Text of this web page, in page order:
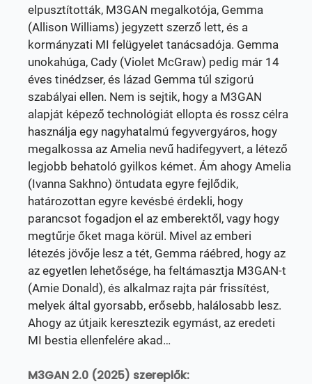
elpusztították, M3GAN megalkotója, Gemma
(Allison Williams) jegyzett szerző lett, és a
kormányzati MI felügyelet tanácsadója. Gemma
unokahúga, Cady (Violet McGraw) pedig már 14
éves tinédzser, és lázad Gemma túl szigorú
szabályai ellen. Nem is sejtik, hogy a M3GAN
alapját képező technológiát ellopta és rossz célra
használja egy nagyhatalmú fegyvergyáros, hogy
megalkossa az Amelia nevű hadifegyvert, a létező
legjobb behatoló gyilkos kémet. Ám ahogy Amelia
(Ivanna Sakhno) öntudata egyre fejlődik,
határozottan egyre kevésbé érdekli, hogy
parancsot fogadjon el az emberektől, vagy hogy
megtűrje őket maga körül. Mivel az emberi
létezés jövője lesz a tét, Gemma ráébred, hogy az
az egyetlen lehetősége, ha feltámasztja M3GAN-t
(Amie Donald), és alkalmaz rajta pár frissítést,
melyek által gyorsabb, erősebb, halálosabb lesz.
Ahogy az útjaik keresztezik egymást, az eredeti
MI bestia ellenfelére akad…
M3GAN 2.0 (2025) szereplők: